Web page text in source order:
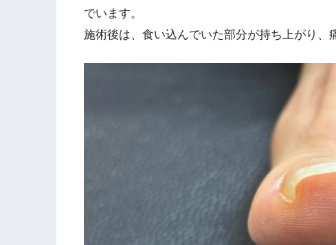
でいます。
施術後は、食い込んでいた部分が持ち上がり、